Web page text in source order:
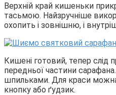
Верхній край кишеньки
тасьмою. Найзручніше
охопить і зовнішню, і
Кишені готовий, тепер слід
передньої частини
шпильками. Для краси
кнопку або ґудзик.